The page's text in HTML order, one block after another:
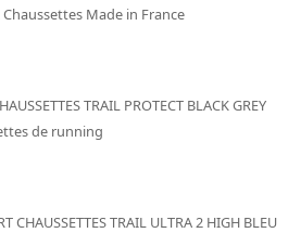
Chaussettes Made in France
TRAIL PROTECT BLACK GREY
de running
CHAUSSETTES TRAIL ULTRA 2 HIGH BLEU